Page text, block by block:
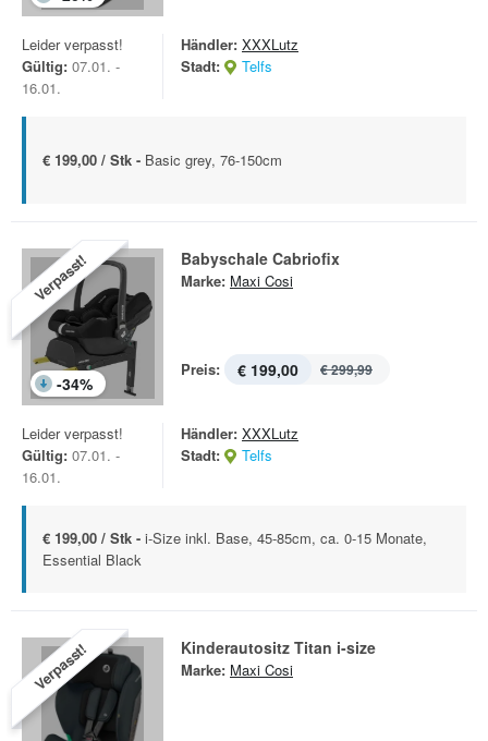
Leider verpasst!
Gültig: 07.01. -
16.01.
Händler: XXXLutz
Stadt:
Telfs
€ 199,00 / Stk - Basic grey, 76-150cm
Verpasst!
-34%
Babyschale Cabriofix
Marke: Maxi Cosi
Preis: € 199,00 € 299,99
Leider verpasst!
Gültig: 07.01. -
16.01.
Händler: XXXLutz
Stadt:
Telfs
€ 199,00 / Stk - i-Size inkl. Base, 45-85cm, ca. 0-15 Monate,
Essential Black
Verpasst! Kinderautositz Titan i-size
Marke: Maxi Cosi